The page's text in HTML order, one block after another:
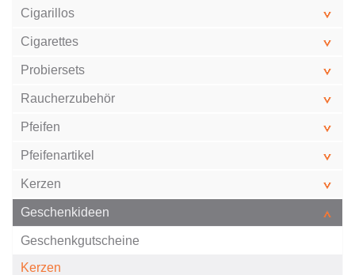
Cigarillos
Cigarettes
Probiersets
Raucherzubehör
Pfeifen
Pfeifenartikel
Kerzen
Geschenkideen
Geschenkgutscheine
Kerzen